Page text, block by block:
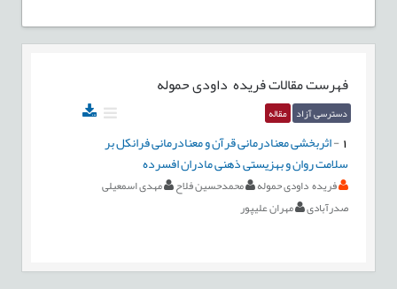
فهرست مقالاتفریده داودی حموله
دسترسی آزاد مقاله
-اثربخشی معنادرمانی قرآن و معنادرمانی فرانکل بر
سلامت روان و بهزیستی ذهنی مادران افسرده
فریده داودی حموله محمدحسین فلاح
مهدی اسمعیلی
صدرآبادی
مهران علیپور